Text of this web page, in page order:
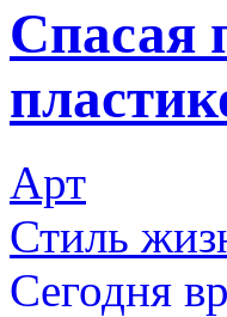
Спасая
Арт
Стиль
Сегодня